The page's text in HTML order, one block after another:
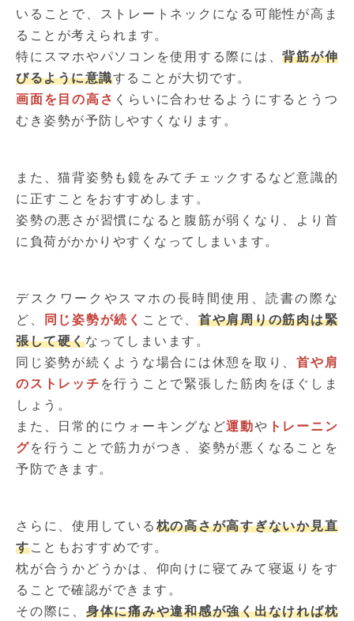
いることで、ストレートネックになる可能性が高ま
ることが考えられます。
特にスマホやパソコンを使用する際には、背筋が伸
びるように意識することが大切です。
画面を目の高さ くらいに合わせるようにするとうつ
むき姿勢が予防しやすくなります。
また、猫背姿勢も鏡をみてチェックするなど意識的
に正すことをおすすめします。
姿勢の悪さが習慣になると腹筋が弱くなり、より首
に負荷がかかりやすくなってしまいます。
デスクワークやスマホの長時間使用、読書の際な
ど、
同じ姿勢が続く ことで、 首や肩周りの筋肉は緊
張して硬くなってしまいます。
同じ姿勢が続くような場合には休憩を取り、 首や肩
のストレッチ を行うことで緊張した筋肉をほぐしま
しょう。
また、日常的にウォーキングなど運動や トレーニン
グを行うことで筋力がつき、姿勢が悪くなることを
予防できます。
さらに、使用している 枕の高さが高すぎないか見直
すこともおすすめです。
枕が合うかどうかは、仰向けに寝てみて寝返りをす
ることで確認ができます。
その際に、 身体に痛みや違和感が強く出なければ枕